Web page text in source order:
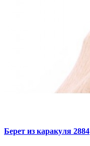
Берет из каракуля 2884